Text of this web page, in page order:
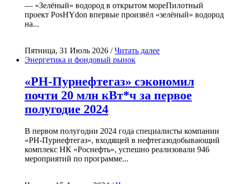
— «Зелёный» водород в открытом мореПилотный
проект PosHYdon впервые произвёл «зелёный» водород
на...
Пятница, 31 Июль 2026 /Читать далее
Энергетика и фондовый рынок
«РН-Пурнефтегаз» сэкономил
почти 20 млн кВт*ч за первое
полугодие 2024
В первом полугодии 2024 года специалисты компании
«РН-Пурнефтегаз», входящей в нефтегазодобывающий
комплекс НК «Роснефть», успешно реализовали 946
мероприятий по программе...